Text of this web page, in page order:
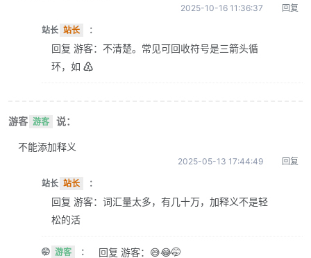
2025-10-16 11:36:37 回复
站长 站长 ：
回复 游客：不清楚。常见可回收符号是三箭头循
环，如 ♴
游客 游客 说：
不能添加释义
2025-05-13 17:44:49 回复
站长 站长 ：
回复 游客：词汇量太多，有几十万，加释义不是轻
松的活
🤭 游客 ： 回复 游客：😅😂🤭